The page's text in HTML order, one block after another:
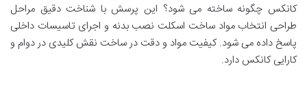
کانکس چگونه ساخته می شود؟ این پرسش با شناخت دقیق مراحل
طراحی انتخاب مواد ساخت اسکلت نصب بدنه و اجرای تاسیسات داخلی
پاسخ داده می شود. کیفیت مواد و دقت در ساخت نقش کلیدی در دوام و
کارایی کانکس دارد.